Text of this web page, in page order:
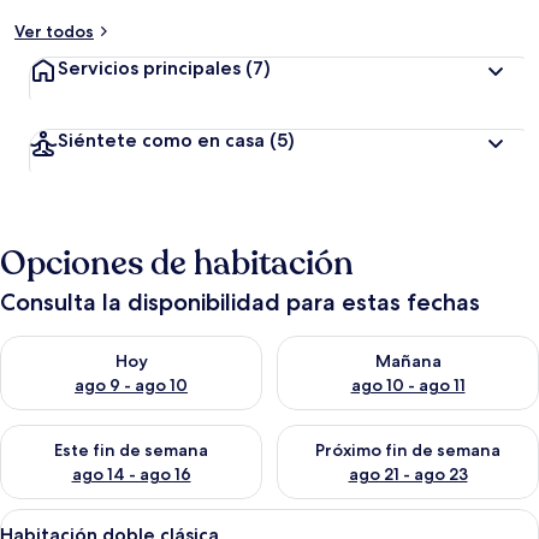
Ver todos
Servicios principales (7)
Siéntete como en casa (5)
Opciones de habitación
Consulta la disponibilidad para estas fechas
Hoy
ago 9 - ago 10
Consulta la disponibilidad para hoy ago 9 - ago 10
Mañana
ago 10 - ago 11
Consulta la disponibilidad
Este fin de semana
ago 14 - ago 16
Consulta la disponibilidad para este fin de semana ago 14 -
Próximo fin de semana
ago 21 - ago 23
Consulta la disponibilidad
Abrir
Una cama con dosel y cuatro
2